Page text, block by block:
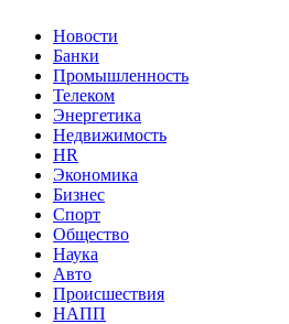
Новости
Банки
Промышленность
Телеком
Энергетика
Недвижимость
HR
Экономика
Бизнес
Спорт
Общество
Наука
Авто
Происшествия
НАПП